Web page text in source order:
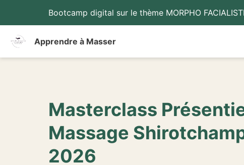
Bootcamp digital sur le thème MORPHO
Apprendre à Masser
Masterclass
Massage
2026